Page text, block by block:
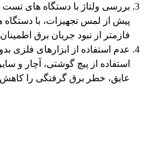
بررسی ولتاژ با دستگاه‌ های تست
پیش از لمس تجهیزات، با دستگاه‌
فازمتر از نبود جریان برق
عدم استفاده از ابزارهای فلزی
استفاده از پیچ‌ گوشتی، آچار و
عایق، خطر برق‌ گرفتگی را